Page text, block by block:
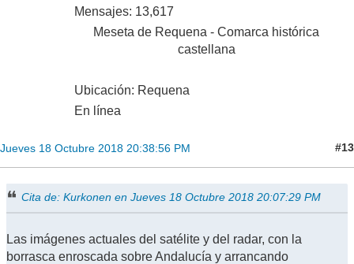
Mensajes: 13,617
Meseta de Requena - Comarca histórica
castellana
Ubicación: Requena
En línea
Jueves 18 Octubre 2018 20:38:56 PM #13
Cita de: Kurkonen en Jueves 18 Octubre 2018 20:07:29 PM
Las imágenes actuales del satélite y del radar, con la
borrasca enroscada sobre Andalucía y arrancando